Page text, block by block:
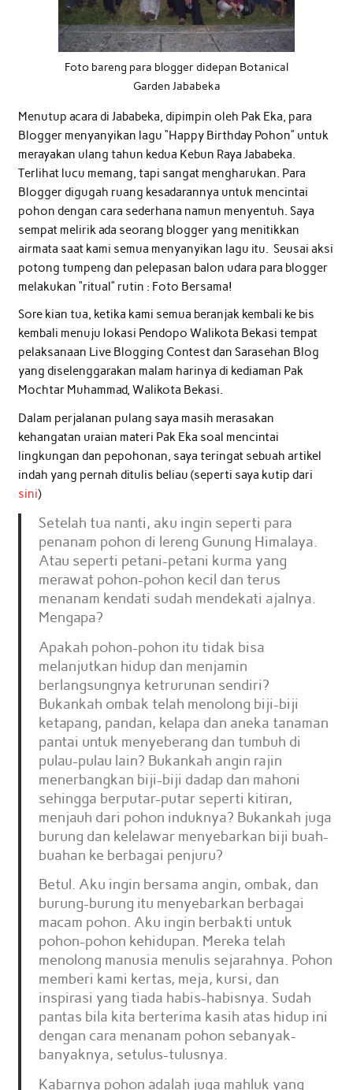
Foto bareng para blogger didepan Botanical
Garden Jababeka
Menutup acara di Jababeka, dipimpin oleh Pak Eka, para
Blogger menyanyikan lagu “Happy Birthday Pohon” untuk
merayakan ulang tahun kedua Kebun Raya Jababeka.
Terlihat lucu memang, tapi sangat mengharukan. Para
Blogger digugah ruang kesadarannya untuk mencintai
pohon dengan cara sederhana namun menyentuh. Saya
sempat melirik ada seorang blogger yang menitikkan
airmata saat kami semua menyanyikan lagu itu. Seusai aksi
potong tumpeng dan pelepasan balon udara para blogger
melakukan “ritual” rutin : Foto Bersama!
Sore kian tua, ketika kami semua beranjak kembali ke bis
kembali menuju lokasi Pendopo Walikota Bekasi tempat
pelaksanaan Live Blogging Contest dan Sarasehan Blog
yang diselenggarakan malam harinya di kediaman Pak
Mochtar Muhammad, Walikota Bekasi.
Dalam perjalanan pulang saya masih merasakan
kehangatan uraian materi Pak Eka soal mencintai
lingkungan dan pepohonan, saya teringat sebuah artikel
indah yang pernah ditulis beliau (seperti saya kutip dari
sini)
Setelah tua nanti, aku ingin seperti para
penanam pohon di lereng Gunung Himalaya.
Atau seperti petani-petani kurma yang
merawat pohon-pohon kecil dan terus
menanam kendati sudah mendekati ajalnya.
Mengapa?
Apakah pohon-pohon itu tidak bisa
melanjutkan hidup dan menjamin
berlangsungnya ketrurunan sendiri?
Bukankah ombak telah menolong biji-biji
ketapang, pandan, kelapa dan aneka tanaman
pantai untuk menyeberang dan tumbuh di
pulau-pulau lain? Bukankah angin rajin
menerbangkan biji-biji dadap dan mahoni
sehingga berputar-putar seperti kitiran,
menjauh dari pohon induknya? Bukankah juga
burung dan kelelawar menyebarkan biji buah-
buahan ke berbagai penjuru?
Betul. Aku ingin bersama angin, ombak, dan
burung-burung itu menyebarkan berbagai
macam pohon. Aku ingin berbakti untuk
pohon-pohon kehidupan. Mereka telah
menolong manusia menulis sejarahnya. Pohon
memberi kami kertas, meja, kursi, dan
inspirasi yang tiada habis-habisnya. Sudah
pantas bila kita berterima kasih atas hidup ini
dengan cara menanam pohon sebanyak-
banyaknya, setulus-tulusnya.
Kabarnya pohon adalah juga mahluk yang